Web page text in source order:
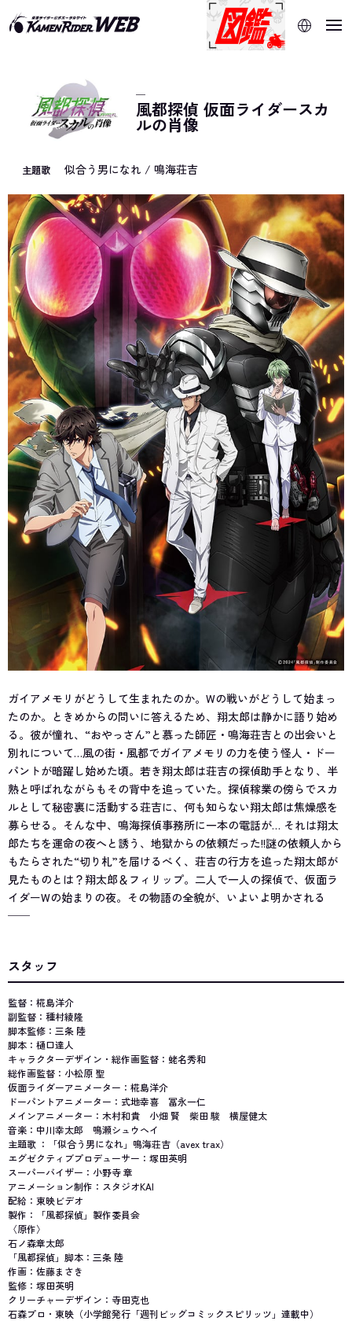
当サイトでは、機械的な自動翻訳サービスを使用していま
す。指定した言語に切り替わらないページは、ブラウザの翻
訳機能をご利用ください。
─
風都探偵 仮面ライダースカ
ルの肖像
主題歌 似合う男になれ / 鳴海荘吉
ガイアメモリがどうして生まれたのか。Wの戦いがどうして始まっ
たのか。ときめからの問いに答えるため、翔太郎は静かに語り始め
る。彼が憧れ、“おやっさん”と慕った師匠・鳴海荘吉との出会いと
別れについて…風の街・風都でガイアメモリの力を使う怪人・ドー
パントが暗躍し始めた頃。若き翔太郎は荘吉の探偵助手となり、半
熟と呼ばれながらもその背中を追っていた。探偵稼業の傍らでスカ
ルとして秘密裏に活動する荘吉に、何も知らない翔太郎は焦燥感を
募らせる。そんな中、鳴海探偵事務所に一本の電話が… それは翔太
郎たちを運命の夜へと誘う、地獄からの依頼だった!!謎の依頼人から
もたらされた“切り札”を届けるべく、荘吉の行方を追った翔太郎が
見たものとは？翔太郎＆フィリップ。二人で一人の探偵で、仮面ラ
イダーWの始まりの夜。その物語の全貌が、いよいよ明かされる
──
スタッフ
監督：椛島洋介
副監督：種村綾隆
脚本監修：三条 陸
脚本：樋口達人
キャラクターデザイン・総作画監督：蛯名秀和
総作画監督：小松原 聖
仮面ライダーアニメーター：椛島洋介
ドーパントアニメーター：式地幸喜 冨永一仁
メインアニメーター：木村和貴 小畑 賢 柴田 駿 横屋健太
音楽：中川幸太郎 鳴瀬シュウヘイ
主題歌 ：「似合う男になれ」鳴海荘吉（avex trax）
エグゼクティブプロデューサー：塚田英明
スーパーバイザー：小野寺 章
アニメーション制作：スタジオKAI
配給：東映ビデオ
製作：「風都探偵」製作委員会
〈原作〉
石ノ森章太郎
「風都探偵」脚本：三条 陸
作画：佐藤まさき
監修：塚田英明
クリーチャーデザイン：寺田克也
石森プロ・東映（小学館発行「週刊ビッグコミックスピリッツ」連載中）